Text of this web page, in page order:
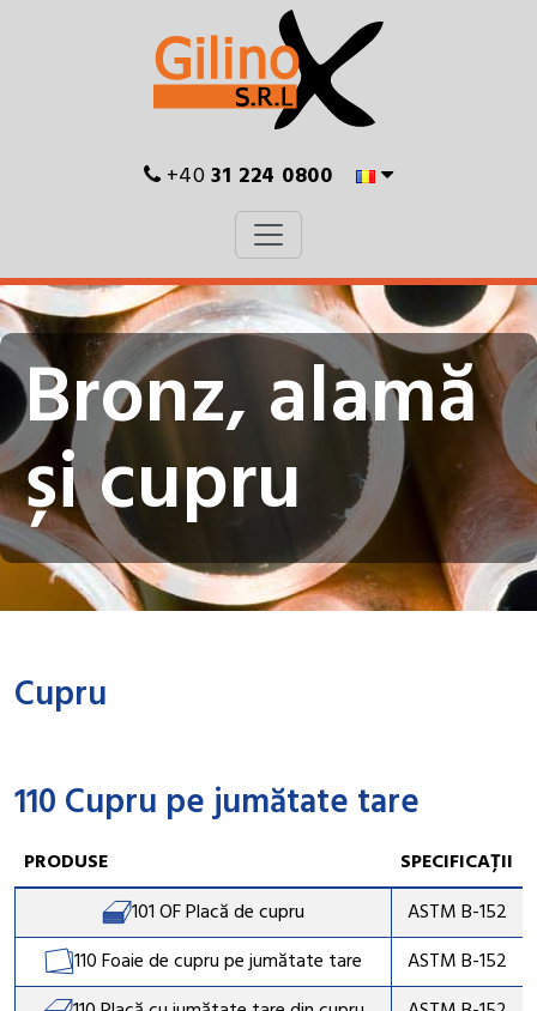
+4031 224 0800
Bronz, alamă
și cupru
Cupru
110 Cupru pe jumătate tare
PRODUSE
SPECIFICAȚII
101 OF Placă de cupru
ASTM B-152
110 Foaie de cupru pe jumătate tare
ASTM B-152